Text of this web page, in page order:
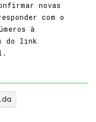
novas
com o
à
do link